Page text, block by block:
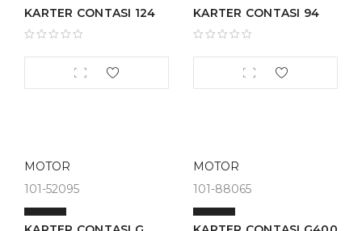
KARTER CONTASI 124 KARTER CONTASI 94
MOTOR
101-52095
MOTOR
101-88065